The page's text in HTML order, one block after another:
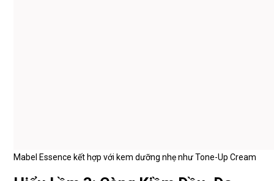
Mabel Essence kết hợp với kem dưỡng nhẹ như Tone-Up Cream